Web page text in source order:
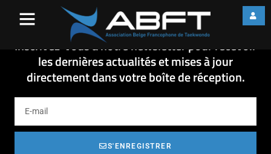
Assurance-2018
Inscrivez-vous à notre newsletter pour recevoir
les dernières actualités et mises à jour
directement dans votre boîte de réception.
S'ENREGISTRER